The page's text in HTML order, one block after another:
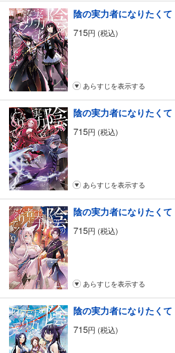
陰の実力者になりたく
715円 (税込)
あらすじを表示する
陰の実力者になりたく
715円 (税込)
あらすじを表示する
陰の実力者になりたく
715円 (税込)
あらすじを表示する
陰の実力者になりたく
715円 (税込)